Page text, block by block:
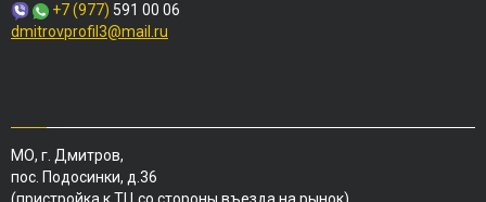
+7 (977) 591 00 06
dmitrovprofil3@mail.ru
МО, г. Дмитров,
пос. Подосинки, д.36